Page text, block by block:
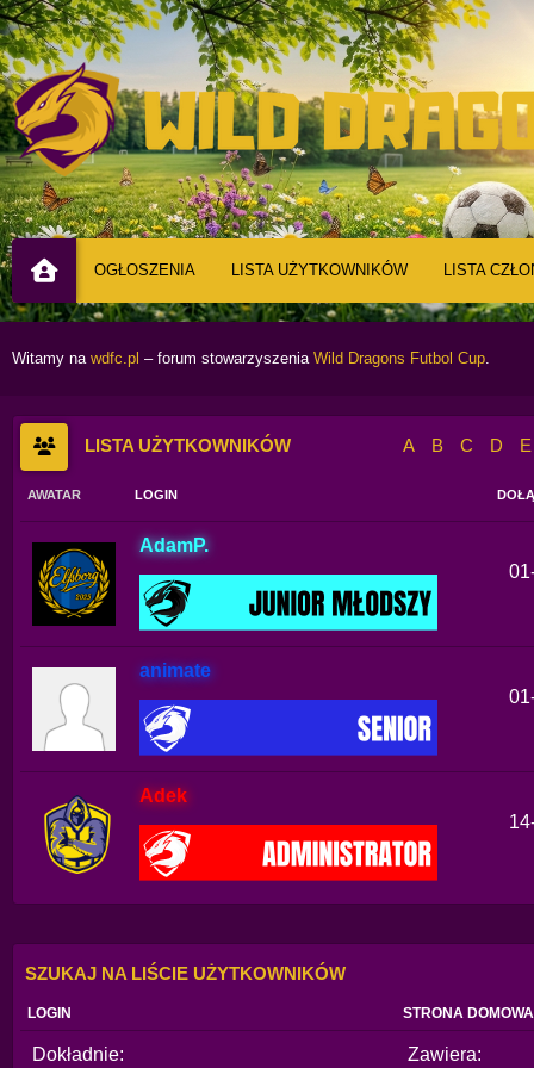
OGŁOSZENIA LISTA UŻYTKOWNIKÓW LISTA
Witamy na wdfc.pl – forum stowarzyszenia Wild Dragons Futbol Cup.
A B C D E
LISTA UŻYTKOWNIKÓW
AWATAR LOGIN
AdamP.
animate
Adek
SZUKAJ NA LIŚCIE UŻYTKOWNIKÓW
LOGIN STRONA DOMOWA
Dokładnie:
Zawiera: